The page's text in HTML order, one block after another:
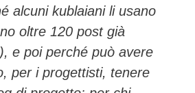
alcuni kublaiani li usano
oltre 120 post già
e poi perché può avere
per i progettisti, tenere